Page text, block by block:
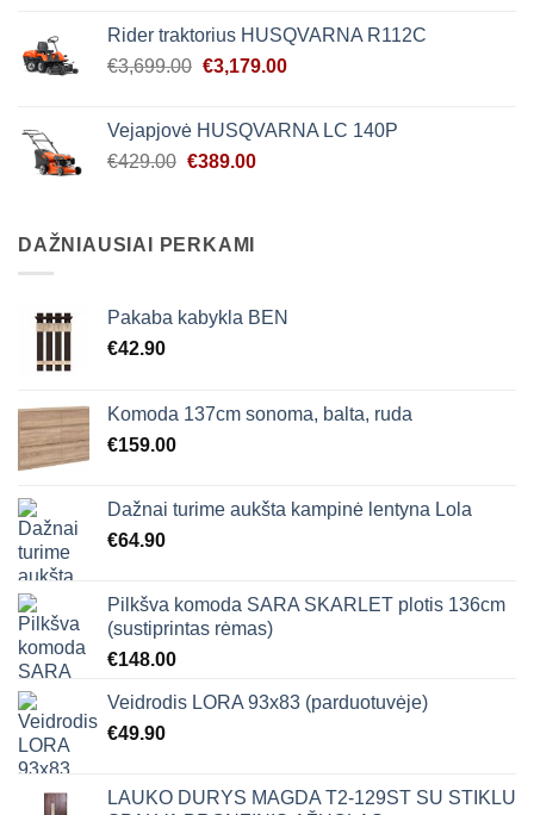
€3,599.00.€3,249.00.
Rider traktorius HUSQVARNA R112C
€3,699.00 Original
€3,699.00.
€3,179.00Current
€3,179.00.
Vejapjovė HUSQVARNA LC 140P
€429.00 Original
€429.00.
€389.00Current
DAŽNIAUSIAI PERKAMI
Pakaba kabykla BEN
€42.90
Komoda 137cm sonoma, balta, ruda
€159.00
Dažnai turime aukšta kampinė lentyna Lola
€64.90
Pilkšva komoda SARA SKARLET plotis 136cm
(sustiprintas rėmas)
€148.00
Veidrodis LORA 93x83 (parduotuvėje)
€49.90
LAUKO DURYS MAGDA T2-129ST SU STIKLU